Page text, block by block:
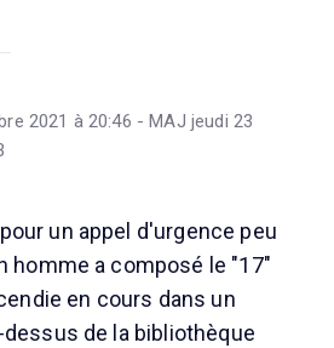
2021 à 20:46 - MAJ jeudi 23
un appel d'urgence peu
homme a composé le "17"
en cours dans un
de la bibliothèque